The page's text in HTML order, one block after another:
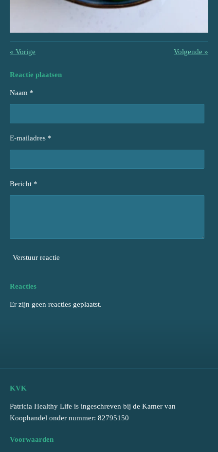
« Vorige Volgende »
Reactie plaatsen
Naam *
E-mailadres *
Bericht *
Verstuur reactie
Reacties
Er zijn geen reacties geplaatst.
KVK
Patricia Healthy Life is ingeschreven bij de Kamer van
Koophandel onder nummer: 82795150
Voorwaarden